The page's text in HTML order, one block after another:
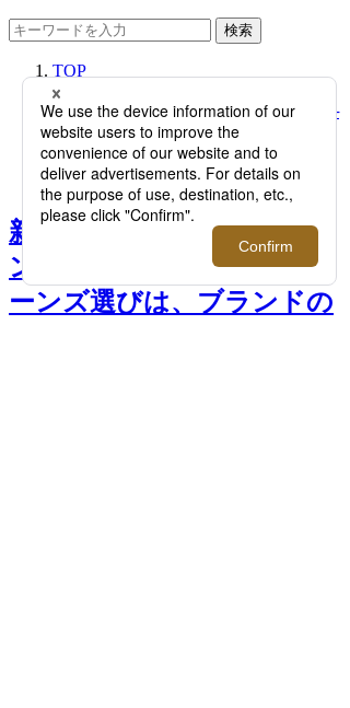
検索
TOP
PHOTO
新しい季節を、新しいジーンズで──
秋冬映えするジーンズ選びは、ブラ
ンドの想いの詰まった「定番モノ」
に再注目
新しい季節を、新しいジー
ンズで──秋冬映えするジ
ーンズ選びは、ブランドの